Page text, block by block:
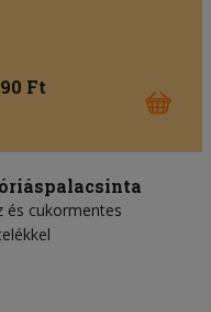
Ft
és cukormentes